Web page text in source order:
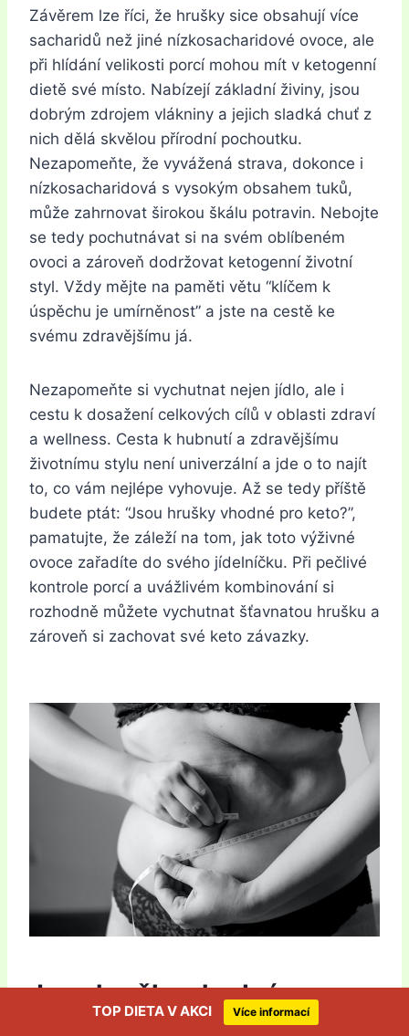
Závěrem lze říci, že hrušky sice obsahují více
sacharidů než jiné nízkosacharidové ovoce, ale
při hlídání velikosti porcí mohou mít v ketogenní
dietě své místo. Nabízejí základní živiny, jsou
dobrým zdrojem vlákniny a jejich sladká chuť z
nich dělá skvělou přírodní pochoutku.
Nezapomeňte, že vyvážená strava, dokonce i
nízkosacharidová s vysokým obsahem tuků,
může zahrnovat širokou škálu potravin. Nebojte
se tedy pochutnávat si na svém oblíbeném
ovoci a zároveň dodržovat ketogenní životní
styl. Vždy mějte na paměti větu “klíčem k
úspěchu je umírněnost” a jste na cestě ke
svému zdravějšímu já.
Nezapomeňte si vychutnat nejen jídlo, ale i
cestu k dosažení celkových cílů v oblasti zdraví
a wellness. Cesta k hubnutí a zdravějšímu
životnímu stylu není univerzální a jde o to najít
to, co vám nejlépe vyhovuje. Až se tedy příště
budete ptát: “Jsou hrušky vhodné pro keto?”,
pamatujte, že záleží na tom, jak toto výživné
ovoce zařadíte do svého jídelníčku. Při pečlivé
kontrole porcí a uvážlivém kombinování si
rozhodně můžete vychutnat šťavnatou hrušku a
zároveň si zachovat své keto závazky.
Jsou hrušky vhodné pro
TOP DIETA V AKCI Více informací